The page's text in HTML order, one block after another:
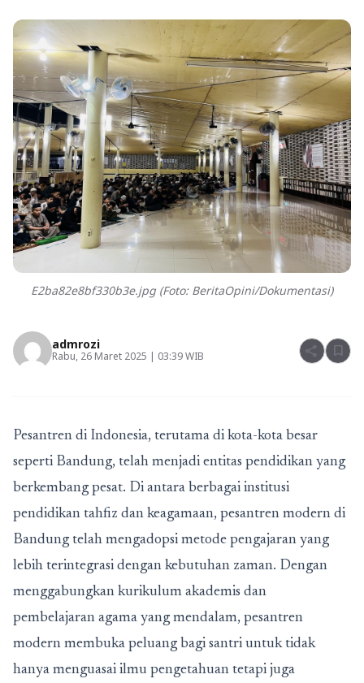
E2ba82e8bf330b3e.jpg (Foto: BeritaOpini/Dokumentasi)
admrozi
Rabu, 26 Maret 2025 | 03:39 WIB share bookmark
Pesantren di Indonesia, terutama di kota-kota besar
seperti Bandung, telah menjadi entitas pendidikan yang
berkembang pesat. Di antara berbagai institusi
pendidikan tahfiz dan keagamaan, pesantren modern di
Bandung telah mengadopsi metode pengajaran yang
lebih terintegrasi dengan kebutuhan zaman. Dengan
menggabungkan kurikulum akademis dan
pembelajaran agama yang mendalam, pesantren
modern membuka peluang bagi santri untuk tidak
hanya menguasai ilmu pengetahuan tetapi juga